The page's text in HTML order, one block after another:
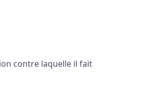
contre laquelle il fait